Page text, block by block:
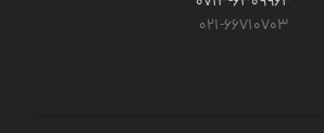
021-66710703